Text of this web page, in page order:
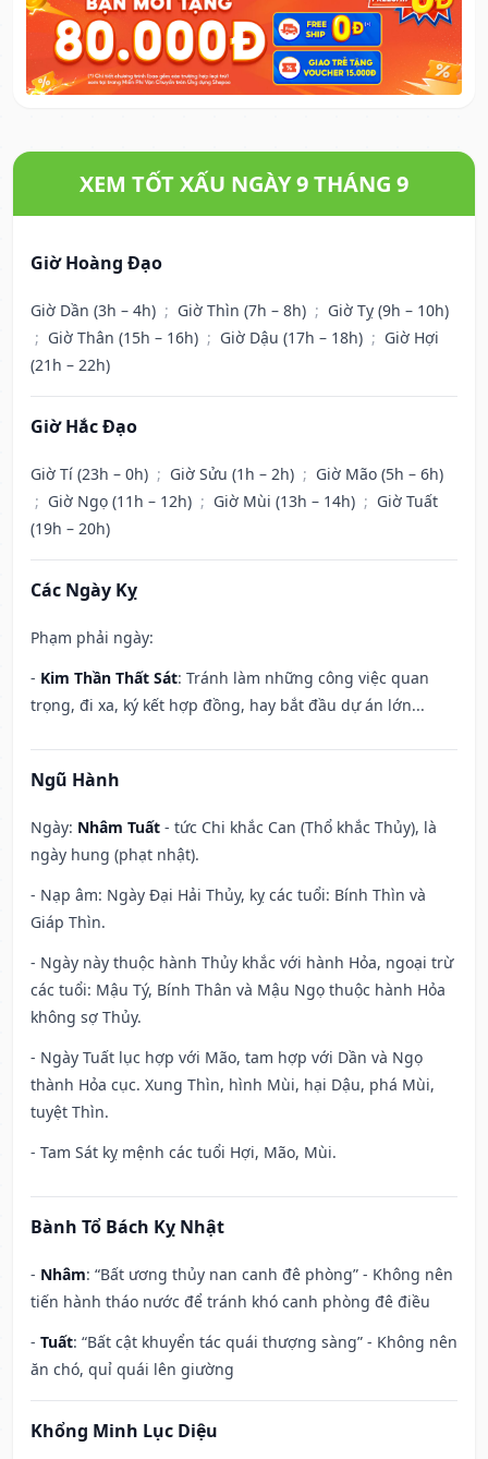
XEM TỐT XẤU NGÀY 9 THÁNG 9
Giờ Hoàng Đạo
Giờ Dần (3h – 4h) ; Giờ Thìn (7h – 8h) ; Giờ Tỵ (9h – 10h)
; Giờ Thân (15h – 16h) ; Giờ Dậu (17h – 18h) ; Giờ Hợi
(21h – 22h)
Giờ Hắc Đạo
Giờ Tí (23h – 0h) ; Giờ Sửu (1h – 2h) ; Giờ Mão (5h – 6h)
; Giờ Ngọ (11h – 12h) ; Giờ Mùi (13h – 14h) ; Giờ Tuất
(19h – 20h)
Các Ngày Kỵ
Phạm phải ngày:
- Kim Thần Thất Sát: Tránh làm những công việc quan
trọng, đi xa, ký kết hợp đồng, hay bắt đầu dự án lớn...
Ngũ Hành
Ngày: Nhâm Tuất - tức Chi khắc Can (Thổ khắc Thủy), là
ngày hung (phạt nhật).
- Nạp âm: Ngày Đại Hải Thủy, kỵ các tuổi: Bính Thìn và
Giáp Thìn.
- Ngày này thuộc hành Thủy khắc với hành Hỏa, ngoại trừ
các tuổi: Mậu Tý, Bính Thân và Mậu Ngọ thuộc hành Hỏa
không sợ Thủy.
- Ngày Tuất lục hợp với Mão, tam hợp với Dần và Ngọ
thành Hỏa cục. Xung Thìn, hình Mùi, hại Dậu, phá Mùi,
tuyệt Thìn.
- Tam Sát kỵ mệnh các tuổi Hợi, Mão, Mùi.
Bành Tổ Bách Kỵ Nhật
- Nhâm: “Bất ương thủy nan canh đê phòng” - Không nên
tiến hành tháo nước để tránh khó canh phòng đê điều
- Tuất: “Bất cật khuyển tác quái thượng sàng” - Không nên
ăn chó, quỉ quái lên giường
Khổng Minh Lục Diệu